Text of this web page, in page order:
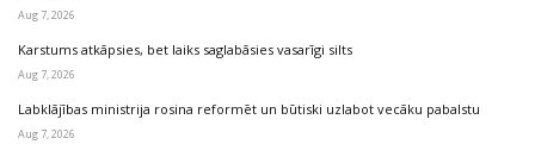
Aug 7, 2026
Karstums atkāpsies, bet laiks saglabāsies vasarīgi silts
Aug 7, 2026
Labklājības ministrija rosina reformēt un būtiski uzlabot vecāku pabalstu
Aug 7, 2026